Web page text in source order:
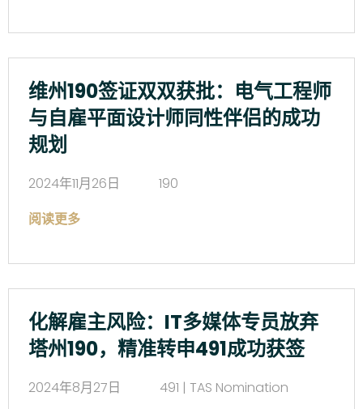
维州190签证双双获批：电气工程师
与自雇平面设计师同性伴侣的成功
规划
2024年11月26日
190
阅读更多
化解雇主风险：IT多媒体专员放弃
塔州190，精准转申491成功获签
2024年8月27日
491 | TAS Nomination